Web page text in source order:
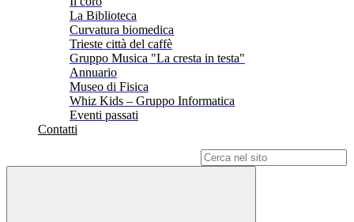
La Biblioteca
Curvatura biomedica
Trieste città del caffè
Gruppo Musica "La cresta in testa"
Annuario
Museo di Fisica
Whiz Kids – Gruppo Informatica
Eventi passati
Contatti